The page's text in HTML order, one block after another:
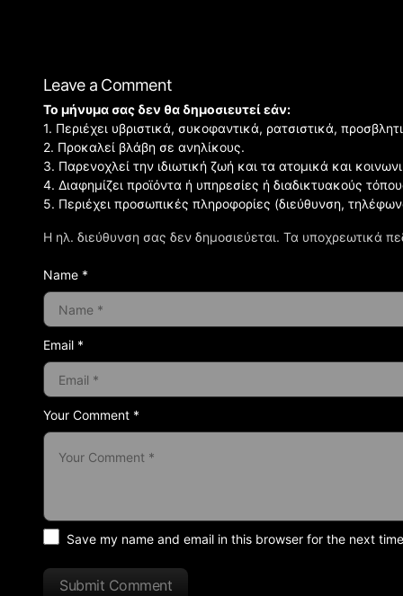
Leave a Comment
Η ηλ. διεύθυνση σας δεν δημοσιεύεται. Τα υποχρεωτικά
Your Comment *
Το μήνυμα σας δεν θα δημοσιευτεί εάν:
1. Περιέχει υβριστικά, συκοφαντικά, ρατσιστικά,
2. Προκαλεί βλάβη σε ανηλίκους.
3. Παρενοχλεί την ιδιωτική ζωή και τα ατομικά και
4. Διαφημίζει προϊόντα ή υπηρεσίες ή διαδικτυακούς
5. Περιέχει προσωπικές πληροφορίες (διεύθυνση,
Name *
Email *
Save my name and email in this browser for the next
Submit Comment